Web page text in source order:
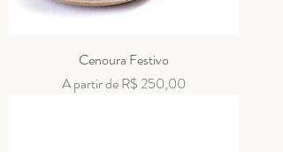
Cenoura Festivo
A partir deR$ 250,00
Preço promocional